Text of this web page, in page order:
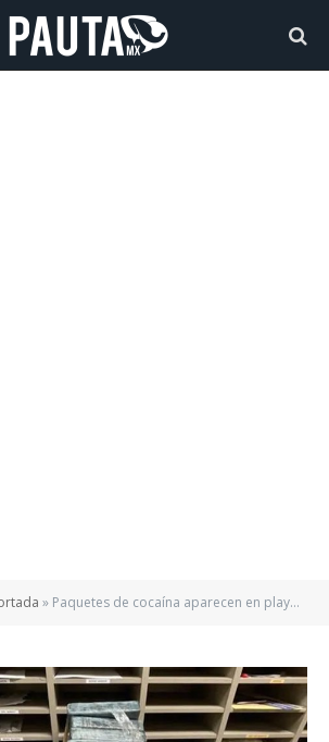
» Paquetes de cocaína aparecen en playa de Texas